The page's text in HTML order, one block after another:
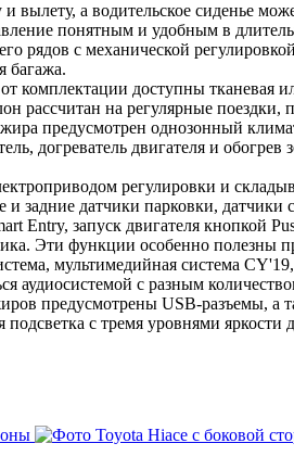
вылету, а водительское сиденье
понятным и удобным в
рядов с механической
багажа.
комплектации доступны тканевая
рассчитан на регулярные поездки,
предусмотрен однозонный
догреватель двигателя и
регулировки и
задние датчики парковки,
Entry, запуск двигателя кнопкой
Эти функции особенно полезны
мультимедийная система
аудиосистемой с разным
предусмотрены USB-разъемы,
с тремя уровнями